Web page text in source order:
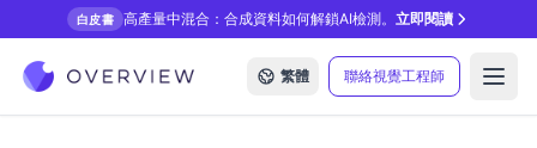
白皮書 高產量中混合：合成資料如何解鎖AI檢測。立即閱讀
繁體 聯絡視覺工程師